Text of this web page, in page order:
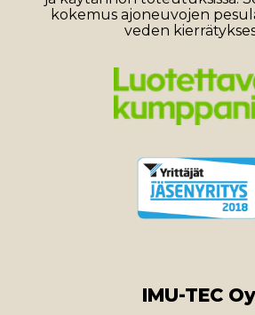
kokemus ajoneuvojen
veden
IMU-TEC Oy